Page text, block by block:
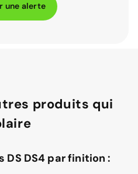
une alerte
produits qui
DS DS4 par finition :